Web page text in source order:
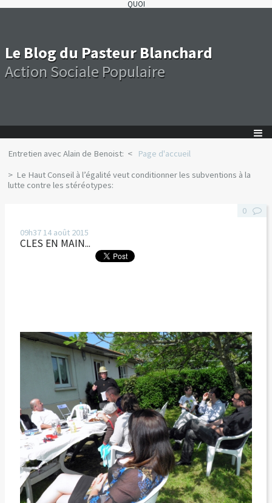
QUOI
Le Blog du Pasteur Blanchard
Action Sociale Populaire
Entretien avec Alain de Benoist:
Page d'accueil
Le Haut Conseil à l’égalité veut conditionner les subventions à la
lutte contre les stéréotypes:
09h3714 août 2015
CLES EN MAIN...
0